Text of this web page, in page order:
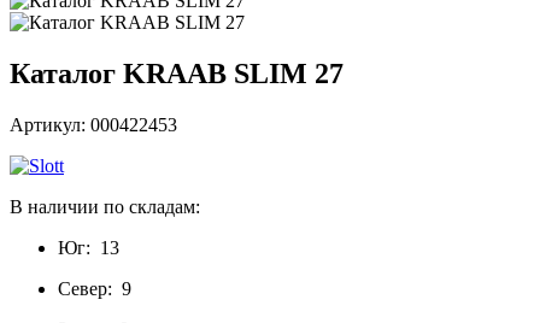
Каталог KRAAB SLIM 27
Артикул: 000422453
В наличии по складам:
Юг: 13
Север: 9